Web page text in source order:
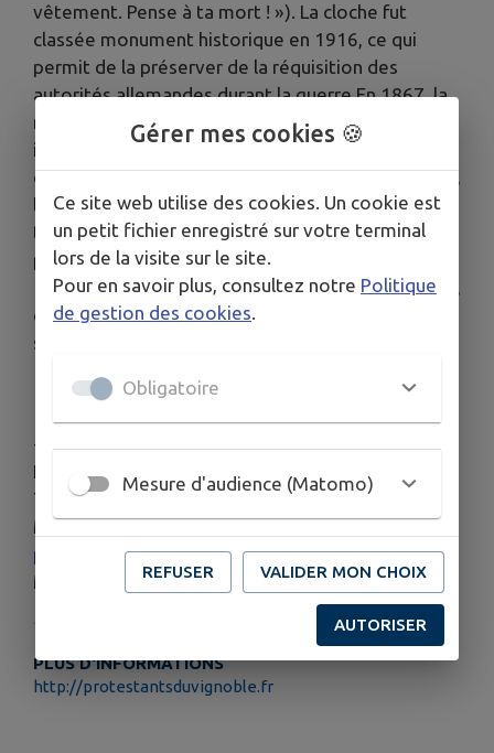
vêtement. Pense à ta mort ! »). La cloche fut
classée monument historique en 1916, ce qui
permit de la préserver de la réquisition des
autorités allemandes durant la guerre.En 1867, la
maison Stiehr-Mockers de Seltz fabriqua et
installa l’orgue dans l’église Saint-Sébastien. Le
dessin du buffet est insolite, la montre est en zinc,
la console en fenêtre présente une excellente
traction mécanique.A l’arrière de l’église : 9
pierres tombales de notables, datant du 15e au
18e siècle, ornent le mur. Sur l’une d’elles, à droite,
on distingue un sablier, fréquemment utilisé pour
symboliser le temps qui passe et se renouvelle.
--
Informations complémentaires:
Téléphone : 07 86 44 04 28
Mél :
paroisseprotestante.beblenheim@gmail.com
Mél :
jeanmat.thallinger@gmail.com
PLUS D'INFORMATIONS
http://protestantsduvignoble.fr
Gérer mes cookies 🍪
Ce site web utilise des cookies. Un cookie est
un petit fichier enregistré sur votre terminal
lors de la visite sur le site.
Pour en savoir plus, consultez notre Politique
de gestion des cookies
Obligatoire
Mesure d'audience (Matomo)
REFUSER VALIDER MON CHOIX
AUTORISER